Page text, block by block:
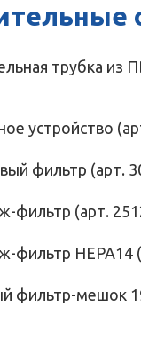
трубка из
устройство
фильтр (арт.
фильтр (арт.
фильтр HEPA14
фильтр-мешок